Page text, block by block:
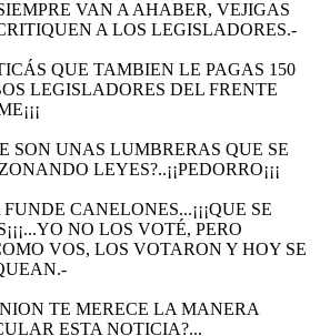
VAN A AHABER, VEJIGAS
A LOS LEGISLADORES.-
QUE TAMBIEN LE PAGAS 150
LEGISLADORES DEL FRENTE
SON UNAS LUMBRERAS QUE SE
LEYES?..¡¡PEDORRO¡¡¡
CANELONES...¡¡¡QUE SE
NO LOS VOTÉ, PERO
VOS, LOS VOTARON Y HOY SE
TE MERECE LA MANERA
ESTA NOTICIA?...